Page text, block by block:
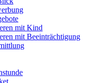
mit Kind
mit Beeinträchtigung